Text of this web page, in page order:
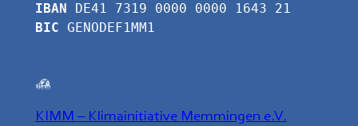
IBAN
DE41 7319 0000 0000 1643 21
BIC GENODEF1MM1
KIMM – Klimainitiative Memmingen e.V.